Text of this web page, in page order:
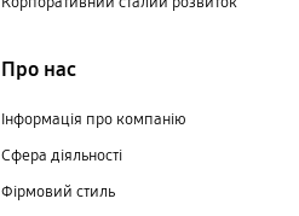
Про нас
Інформація про компанію
Сфера діяльності
Фірмовий стиль